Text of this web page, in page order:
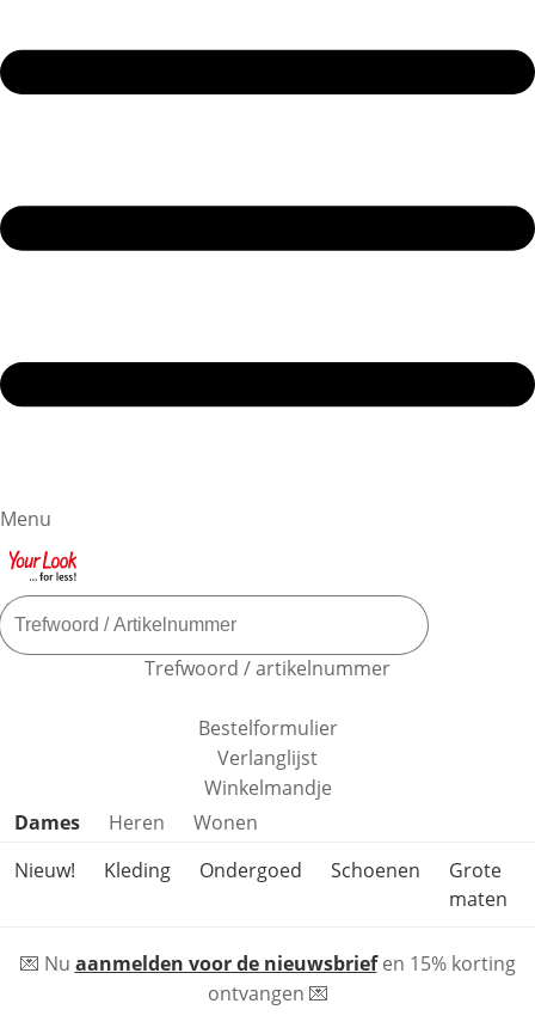
Menu
Trefwoord / artikelnummer
Bestelformulier
Verlanglijst
Winkelmandje
Productcategorieën overslaan
Dames Heren
Wonen
Nieuw!
Kleding Ondergoed Schoenen
Grote
maten
💌 Nu aanmelden voor de nieuwsbriefen 15% korting
ontvangen 💌